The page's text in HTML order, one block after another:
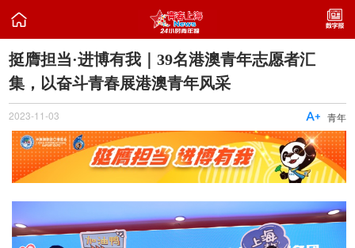

挺膺担当·进博有我｜39名港澳青年志愿者汇
集，以奋斗青春展港澳青年风采
2023-11-03 青年
